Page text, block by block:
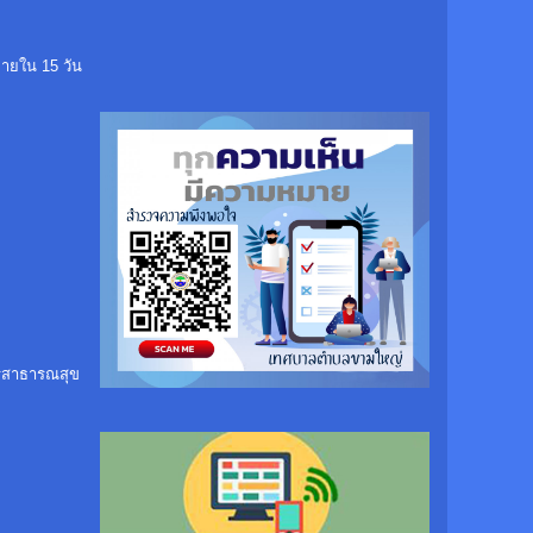
ยใน 15 วัน
าธารณสุข